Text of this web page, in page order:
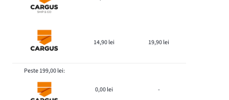
14,90 lei 19,90 lei
Peste 199,00 lei:
0,00 lei -